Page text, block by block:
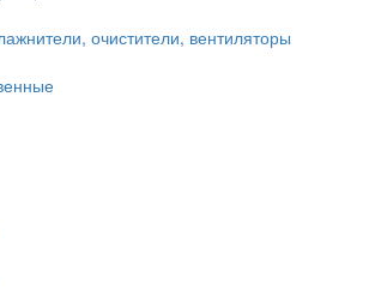
очистители, вентиляторы